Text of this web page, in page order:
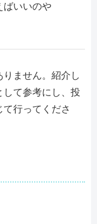
ばいいのや
ません。紹介し
して参考にし、投
行ってくださ